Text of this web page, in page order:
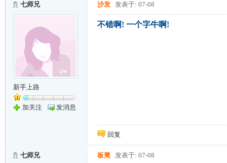
七师兄
新手上路
加关注 发消息
沙发 发表于: 07-08
不错啊! 一个字牛啊!
回复
七师兄 板凳 发表于: 07-08